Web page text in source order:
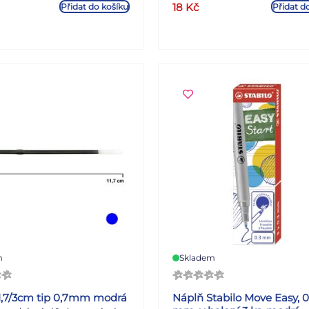
Přidat do košíku 18 Kč Přidat
3cm tip 0,7mm modrá
Skladem
Náplň Stabilo Move Easy,